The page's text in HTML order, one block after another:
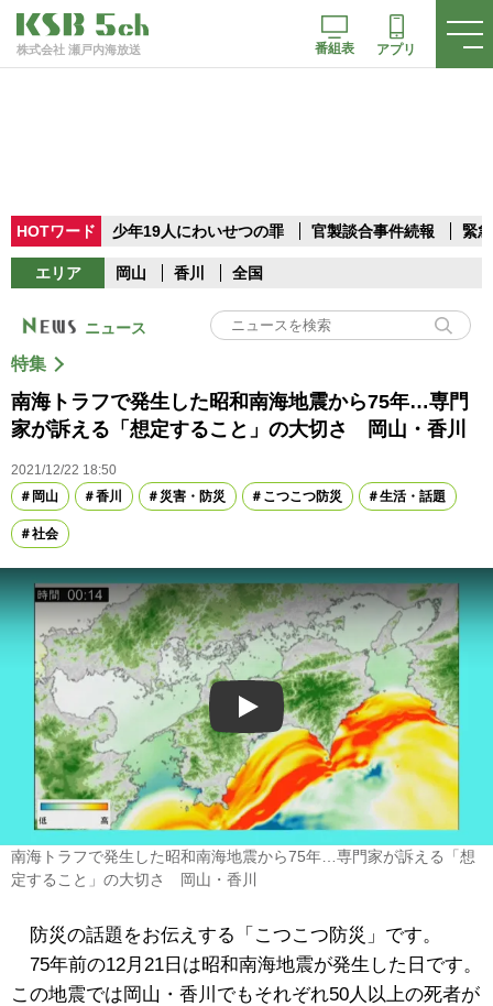
株式会社 瀬戸内海放送 番組表 アプリ
HOTワード 少年19人にわいせつの罪 官製談合事件続報 緊
エリア 岡山 香川 全国
ニュース
特集
南海トラフで発生した昭和南海地震から75年…専門
家が訴える「想定すること」の大切さ 岡山・香川
2021/12/22 18:50
岡山
香川 災害・防災 こつこつ防災 生活・話題
社会
Play
南海トラフで発生した昭和南海地震から75年…専門家が訴える「想
定すること」の大切さ 岡山・香川
防災の話題をお伝えする「こつこつ防災」です。
75年前の12月21日は昭和南海地震が発生した日です。
この地震では岡山・香川でもそれぞれ50人以上の死者が